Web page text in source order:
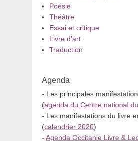
Poésie
Théâtre
Essai et critique
Livre d’art
Traduction
Agenda
- Les principales
(agenda du Centre national
- Les manifestations du livre
(calendrier 2020)
- Agenda Occitanie Livre &